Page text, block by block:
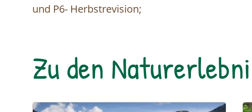
und P6- Herbstrevision;
Zu den